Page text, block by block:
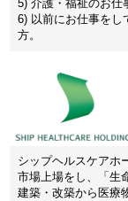
5) 介護・福祉のお仕
6) 以前にお仕事をし
方。
シップヘルスケアホ
市場上場をし、「生
建築・改築から医療